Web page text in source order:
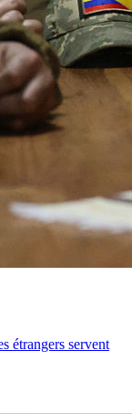
étrangers servent